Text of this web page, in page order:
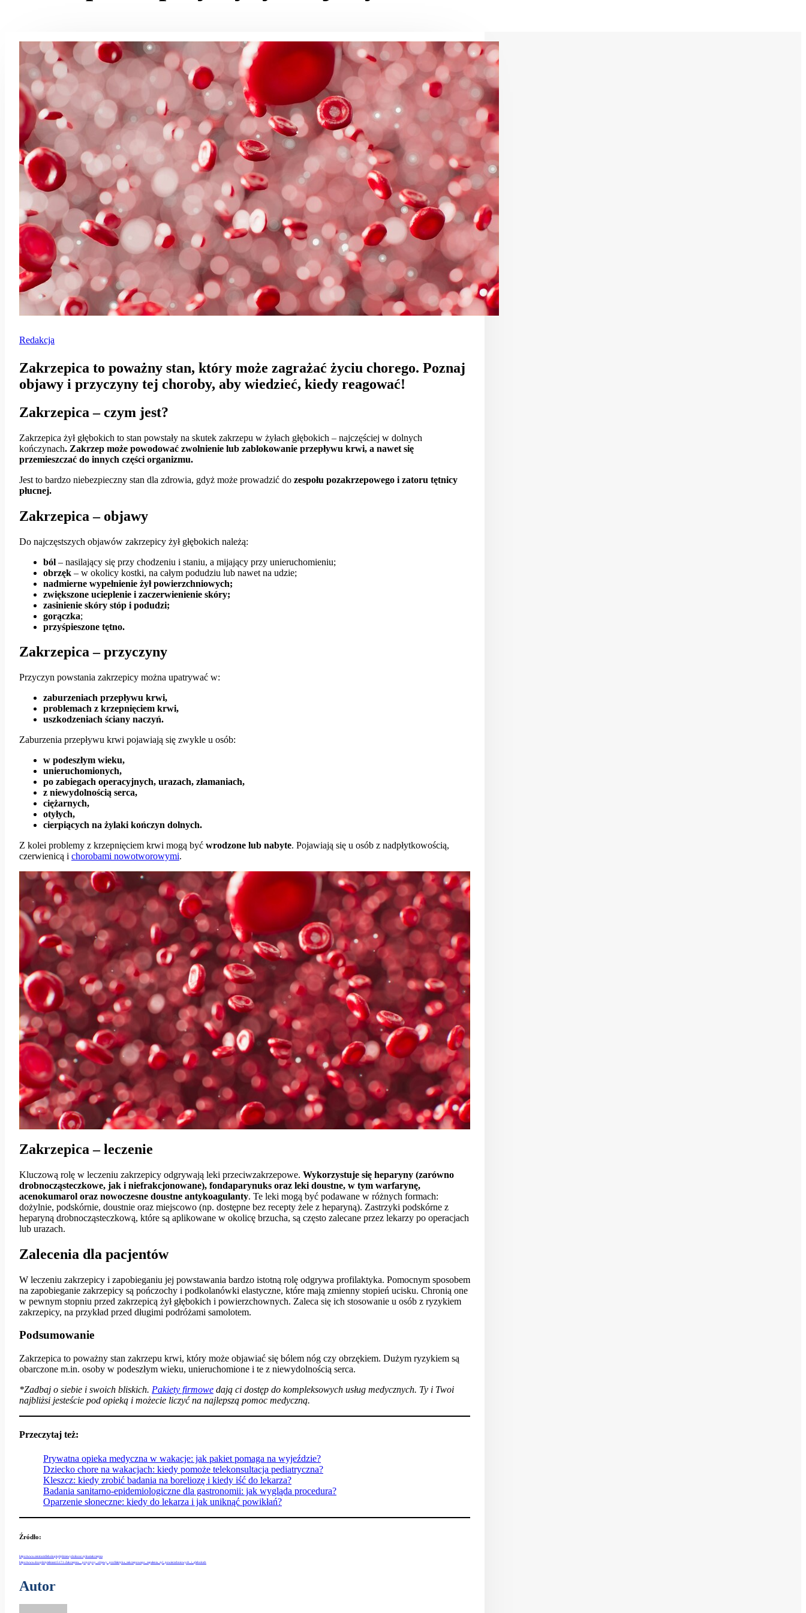
Redakcja
Zakrzepica to poważny stan, który może zagrażać życiu chorego. Poznaj
objawy i przyczyny tej choroby, aby wiedzieć, kiedy reagować!
Zakrzepica – czym jest?
Zakrzepica żył głębokich to stan powstały na skutek zakrzepu w żyłach głębokich – najczęściej w dolnych
kończynach. Zakrzep może powodować zwolnienie lub zablokowanie przepływu krwi, a nawet się
przemieszczać do innych części organizmu.
Jest to bardzo niebezpieczny stan dla zdrowia, gdyż może prowadzić do zespołu pozakrzepowego i zatoru tętnicy
płucnej.
Zakrzepica – objawy
Do najczęstszych objawów zakrzepicy żył głębokich należą:
ból – nasilający się przy chodzeniu i staniu, a mijający przy unieruchomieniu;
obrzęk – w okolicy kostki, na całym podudziu lub nawet na udzie;
nadmierne wypełnienie żył powierzchniowych;
zwiększone ucieplenie i zaczerwienienie skóry;
zasinienie skóry stóp i podudzi;
gorączka;
przyśpieszone tętno.
Zakrzepica – przyczyny
Przyczyn powstania zakrzepicy można upatrywać w:
zaburzeniach przepływu krwi,
problemach z krzepnięciem krwi,
uszkodzeniach ściany naczyń.
Zaburzenia przepływu krwi pojawiają się zwykle u osób:
w podeszłym wieku,
unieruchomionych,
po zabiegach operacyjnych, urazach, złamaniach,
z niewydolnością serca,
ciężarnych,
otyłych,
cierpiących na żylaki kończyn dolnych.
Z kolei problemy z krzepnięciem krwi mogą być wrodzone lub nabyte. Pojawiają się u osób z nadpłytkowością,
czerwienicą i chorobami nowotworowymi.
Zakrzepica – leczenie
Kluczową rolę w leczeniu zakrzepicy odgrywają leki przeciwzakrzepowe. Wykorzystuje się heparyny (zarówno
drobnocząsteczkowe, jak i niefrakcjonowane), fondaparynuks oraz leki doustne, w tym warfarynę,
acenokumarol oraz nowoczesne doustne antykoagulanty. Te leki mogą być podawane w różnych formach:
dożylnie, podskórnie, doustnie oraz miejscowo (np. dostępne bez recepty żele z heparyną). Zastrzyki podskórne z
heparyną drobnocząsteczkową, które są aplikowane w okolicę brzucha, są często zalecane przez lekarzy po operacjach
lub urazach.
Zalecenia dla pacjentów
W leczeniu zakrzepicy i zapobieganiu jej powstawania bardzo istotną rolę odgrywa profilaktyka. Pomocnym sposobem
na zapobieganie zakrzepicy są pończochy i podkolanówki elastyczne, które mają zmienny stopień ucisku. Chronią one
w pewnym stopniu przed zakrzepicą żył głębokich i powierzchownych. Zaleca się ich stosowanie u osób z ryzykiem
zakrzepicy, na przykład przed długimi podróżami samolotem.
Podsumowanie
Zakrzepica to poważny stan zakrzepu krwi, który może objawiać się bólem nóg czy obrzękiem. Dużym ryzykiem są
obarczone m.in. osoby w podeszłym wieku, unieruchomione i te z niewydolnością serca.
*Zadbaj o siebie i swoich bliskich. Pakiety firmowe dają ci dostęp do kompleksowych usług medycznych. Ty i Twoi
najbliżsi jesteście pod opieką i możecie liczyć na najlepszą pomoc medyczną.
Przeczytaj też:
Prywatna opieka medyczna w wakacje: jak pakiet pomaga na wyjeździe?
Dziecko chore na wakacjach: kiedy pomoże telekonsultacja pediatryczna?
Kleszcz: kiedy zrobić badania na boreliozę i kiedy iść do lekarza?
Badania sanitarno-epidemiologiczne dla gastronomii: jak wygląda procedura?
Oparzenie słoneczne: kiedy do lekarza i jak uniknąć powikłań?
Źródło:
https://www.centrumflebologii.pl/pl/niewydolnosc-zylna/zakrzepica
https://www.doz.pl/czytelnia/a15171-Zakrzepica__przyczyny_objawy_profilaktyka_zakrzepowego_zapalenia_zyl_powierzchniowych_i_glebokich
Autor